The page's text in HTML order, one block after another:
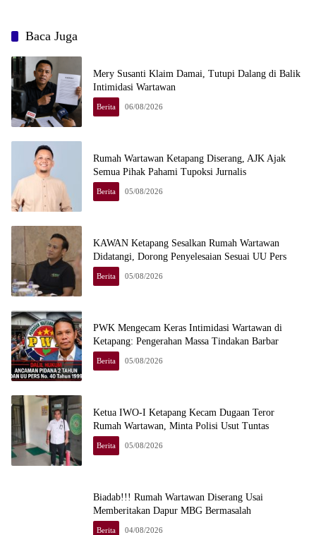
Baca Juga
Mery Susanti Klaim Damai, Tutupi Dalang di Balik
Intimidasi Wartawan
Berita 06/08/2026
Rumah Wartawan Ketapang Diserang, AJK Ajak
Semua Pihak Pahami Tupoksi Jurnalis
Berita 05/08/2026
KAWAN Ketapang Sesalkan Rumah Wartawan
Didatangi, Dorong Penyelesaian Sesuai UU Pers
Berita 05/08/2026
PWK Mengecam Keras Intimidasi Wartawan di
Ketapang: Pengerahan Massa Tindakan Barbar
Berita 05/08/2026
Ketua IWO-I Ketapang Kecam Dugaan Teror
Rumah Wartawan, Minta Polisi Usut Tuntas
Berita 05/08/2026
Biadab!!! Rumah Wartawan Diserang Usai
Memberitakan Dapur MBG Bermasalah
Berita 04/08/2026